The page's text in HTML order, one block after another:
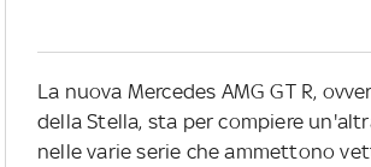
La nuova Mercedes AMG GT R,
della Stella, sta per compiere
nelle varie serie che ammettono